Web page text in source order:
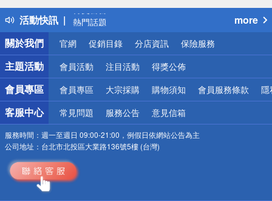
活動快訊
得獎公告
熱門話題
銀行優惠
偏遠地區配送
詐騙網頁！請小心！
more
關於我們
官網 促銷目錄 分店資訊 保險服務
主題活動 會員活動 注目活動 得獎公佈
會員專區 會員專區 大宗採購 購物須知 會員服務條款 隱
客服中心 常見問題 服務公告 意見信箱
服務時間： 週一至週日 09:00-21:00，例假日依網站公告為主
公司地址： 台北市北投區大業路136號5樓 (台灣)